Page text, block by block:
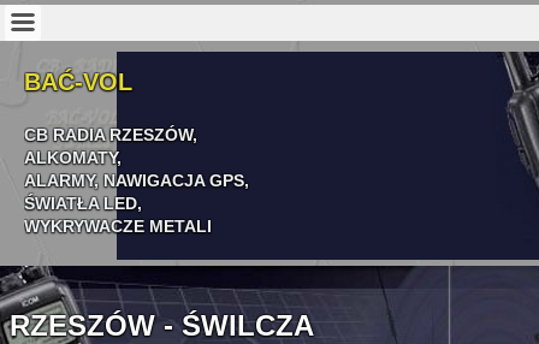
BAĆ-VOL
CB RADIA RZESZÓW,
ALKOMATY,
ALARMY, NAWIGACJAGPS,
ŚWIATŁA LED,
WYKRYWACZE METALI
RZESZÓW - ŚWILCZA